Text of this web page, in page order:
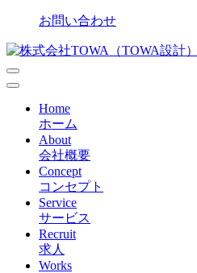
content
お問い合わせ
Home
ホーム
About
会社概要
Concept
コンセプト
Service
サービス
Recruit
求人
Works